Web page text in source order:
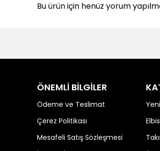
Bu ürün için henüz yorum
ÖNEMLİ BİLGİLER
Ödeme ve Teslimat
Çerez Politikası
Mesafeli Satış Sözleşmesi